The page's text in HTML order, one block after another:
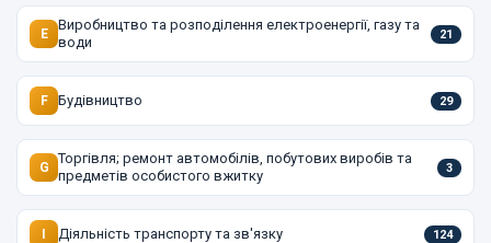
E
Виробництво та розподілення електроенергії, газу та
води
21
F Будівництво 29
G
Торгівля; ремонт автомобілів, побутових виробів та
предметів особистого вжитку
3
I Діяльність транспорту та зв'язку 124